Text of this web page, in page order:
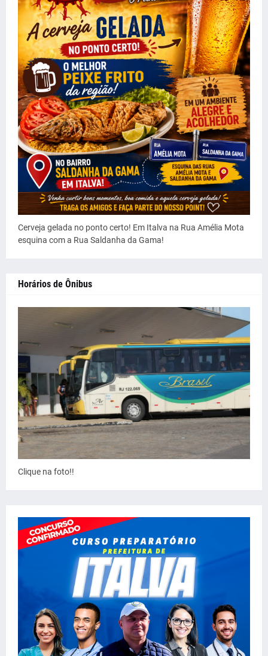
Cerveja gelada no ponto certo! Em Italva na Rua Amélia Mota
esquina com a Rua Saldanha da Gama!
Horários de Ônibus
Clique na foto!!